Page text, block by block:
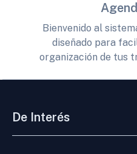
Bienvenido al
diseñado para
organización de tus
De Interés